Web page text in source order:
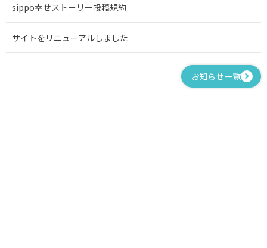
sippo幸せストーリー投稿規約
サイトをリニューアルしました
お知らせ一覧